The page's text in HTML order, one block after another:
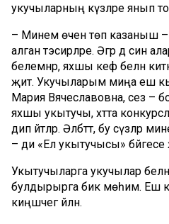
укучыларның күзләре янып
– Минем өчен төп казаныш –
алган тәэсирләре. Әгәр дә син
белемнәр, яхшы кәеф белән
җитә. Укучыларым миңа еш
Мария Вячеславовна, сез –
яхшы укытучы, хәтта
дип әйтәләр. Әлбәттә, бу сүзләр
– ди «Ел укытучысы»
Укытучыларга укучылар белән
булдырырга бик мөһим. Еш
киңәшчегә әйләнә.